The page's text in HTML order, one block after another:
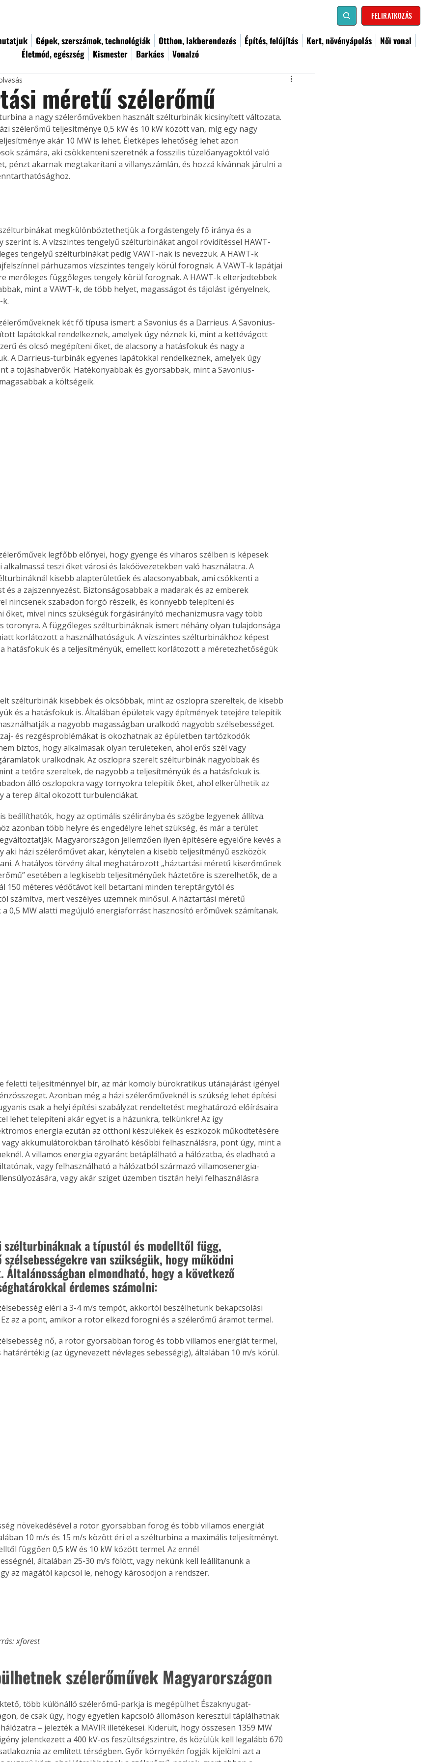
FELIRATKOZÁS
Gépek, szerszámok, technológiák Otthon, lakberendezés Építés, felújítás Kert, növényápolás
Női vonal
Életmód, egészség
Kismester Barkács Vonalzó
Bárhol,
élve
az
A
Gyógyító növények: a
természet kincsei az
méretű szélerőmű
a nagy szélerőművekben használt szélturbinák kicsinyített változata.
szélerőmű teljesítménye 0,5 kW és 10 kW között van, míg egy nagy
akár 10 MW is lehet. Életképes lehetőség lehet azon
számára, aki csökkenteni szeretnék a fosszilis tüzelőanyagoktól való
pénzt akarnak megtakarítani a villanyszámlán, és hozzá kívánnak járulni a
megkülönböztethetjük a forgástengely fő iránya és a
szerint is. A vízszintes tengelyű szélturbinákat angol rövidítéssel HAWT-
tengelyű szélturbinákat pedig VAWT-nak is nevezzük. A HAWT-k
párhuzamos vízszintes tengely körül forognak. A VAWT-k lapátjai
merőleges függőleges tengely körül forognak. A HAWT-k elterjedtebbek
mint a VAWT-k, de több helyet, magasságot és tájolást igényelnek,
k.
két fő típusa ismert: a Savonius és a Darrieus. A Savonius-
lapátokkal rendelkeznek, amelyek úgy néznek ki, mint a kettévágott
és olcsó megépíteni őket, de alacsony a hatásfokuk és nagy a
A Darrieus-turbinák egyenes lapátokkal rendelkeznek, amelyek úgy
a tojáshabverők. Hatékonyabbak és gyorsabbak, mint a Savonius-
a költségeik.
legfőbb előnyei, hogy gyenge és viharos szélben is képesek
alkalmassá teszi őket városi és lakóövezetekben való használatra. A
kisebb alapterületűek és alacsonyabbak, ami csökkenti a
és a zajszennyezést. Biztonságosabbak a madarak és az emberek
nincsenek szabadon forgó részeik, és könnyebb telepíteni és
őket, mivel nincs szükségük forgásirányító mechanizmusra vagy több
toronyra. A függőleges szélturbináknak ismert néhány olyan tulajdonsága
korlátozott a használhatóságuk. A vízszintes szélturbinákhoz képest
hatásfokuk és a teljesítményük, emellett korlátozott a méretezhetőségük
szélturbinák kisebbek és olcsóbbak, mint az oszlopra szereltek, de kisebb
és a hatásfokuk is. Általában épületek vagy építmények tetejére telepítik
a nagyobb magasságban uralkodó nagyobb szélsebességet.
és rezgésproblémákat is okozhatnak az épületben tartózkodók
biztos, hogy alkalmasak olyan területeken, ahol erős szél vagy
uralkodnak. Az oszlopra szerelt szélturbinák nagyobbak és
a tetőre szereltek, de nagyobb a teljesítményük és a hatásfokuk is.
álló oszlopokra vagy tornyokra telepítik őket, ahol elkerülhetik az
a terep által okozott turbulenciákat.
beállíthatók, hogy az optimális szélirányba és szögbe legyenek állítva.
azonban több helyre és engedélyre lehet szükség, és már a terület
Magyarországon jellemzően ilyen építésére egyelőre kevés a
aki házi szélerőművet akar, kénytelen a kisebb teljesítményű eszközök
A hatályos törvény által meghatározott „háztartási méretű kiserőműnek
esetében a legkisebb teljesítményűek háztetőre is szerelhetők, de a
150 méteres védőtávot kell betartani minden tereptárgytól és
számítva, mert veszélyes üzemnek minősül. A háztartási méretű
0,5 MW alatti megújuló energiaforrást hasznosító erőművek számítanak.
feletti teljesítménnyel bír, az már komoly bürokratikus utánajárást igényel
Azonban még a házi szélerőműveknél is szükség lehet építési
csak a helyi építési szabályzat rendeltetést meghatározó előírásaira
lehet telepíteni akár egyet is a házunkra, telkünkre! Az így
energia ezután az otthoni készülékek és eszközök működtetésére
vagy akkumulátorokban tárolható későbbi felhasználásra, pont úgy, mint a
A villamos energia egyaránt betáplálható a hálózatba, és eladható a
vagy felhasználható a hálózatból származó villamosenergia-
vagy akár sziget üzemben tisztán helyi felhasználásra
szélturbináknak a típustól és modelltől függ,
szélsebességekre van szükségük, hogy működni
Általánosságban elmondható, hogy a következő
érdemes számolni:
eléri a 3-4 m/s tempót, akkortól beszélhetünk bekapcsolási
az a pont, amikor a rotor elkezd forogni és a szélerőmű áramot termel.
nő, a rotor gyorsabban forog és több villamos energiát termel,
határértékig (az úgynevezett névleges sebességig), általában 10 m/s körül.
növekedésével a rotor gyorsabban forog és több villamos energiát
10 m/s és 15 m/s között éri el a szélturbina a maximális teljesítményt.
függően 0,5 kW és 10 kW között termel. Az ennél
általában 25-30 m/s fölött, vagy nekünk kell leállítanunk a
az magától kapcsol le, nehogy károsodjon a rendszer.
xforest
szélerőművek Magyarországon
több különálló szélerőmű-parkja is megépülhet Északnyugat-
de csak úgy, hogy egyetlen kapcsoló állomáson keresztül táplálhatnak
– jelezték a MAVIR illetékesei. Kiderült, hogy összesen 1359 MW
jelentkezett a 400 kV-os feszültségszintre, és közülük kell legalább 670
az említett térségben. Győr környékén fogják kijelölni azt a